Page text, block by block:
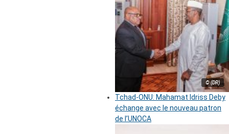
© (DR)
Tchad-ONU: Mahamat Idriss Deby
échange avec le nouveau patron
de l’UNOCA